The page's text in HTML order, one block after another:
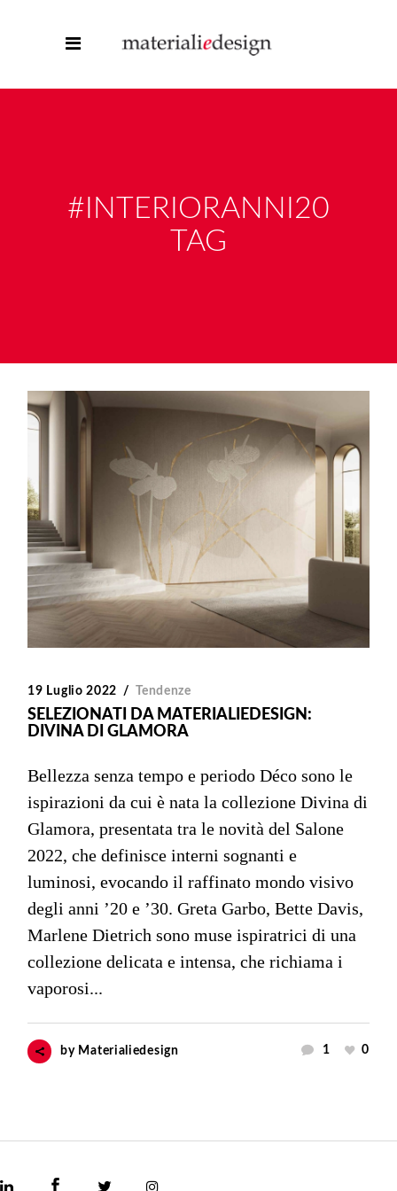
#INTERIORANNI20
TAG
19 Luglio 2022 Tendenze
SELEZIONATI DA MATERIALIEDESIGN:
DIVINA DI GLAMORA
Bellezza senza tempo e periodo Déco sono le
ispirazioni da cui è nata la collezione Divina di
Glamora, presentata tra le novità del Salone
2022, che definisce interni sognanti e
luminosi, evocando il raffinato mondo visivo
degli anni ’20 e ’30. Greta Garbo, Bette Davis,
Marlene Dietrich sono muse ispiratrici di una
collezione delicata e intensa, che richiama i
vaporosi...
by Materialiedesign 1 0